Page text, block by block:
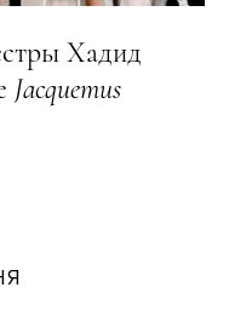
Хадид
Jacquemus